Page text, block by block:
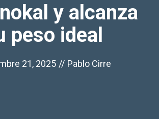
y alcanza
peso ideal
21, 2025 // Pablo Cirre